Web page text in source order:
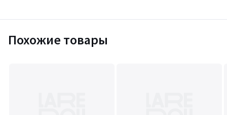
Похожие товары